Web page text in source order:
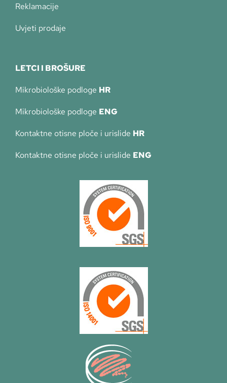
Reklamacije
Uvjeti prodaje
LETCI I BROŠURE
Mikrobiološke podloge HR
Mikrobiološke podloge ENG
Kontaktne otisne ploče i urislide HR
Kontaktne otisne ploče i urislide ENG